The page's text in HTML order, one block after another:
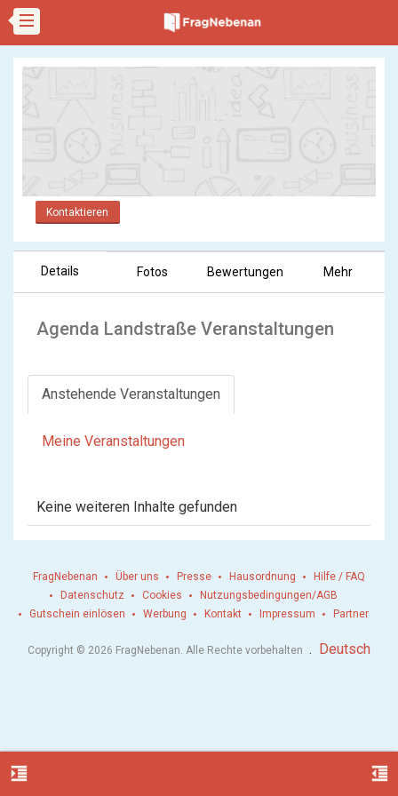
Kontaktieren
Details Fotos Bewertungen Mehr
Agenda Landstraße Veranstaltungen
Anstehende Veranstaltungen
Meine Veranstaltungen
Keine weiteren Inhalte gefunden
format_indent_increase format_indent_decrease
FragNebenan Über uns Presse Hausordnung
Hilfe / FAQ
Datenschutz
Cookies
Nutzungsbedingungen/AGB
Gutschein einlösen
Werbung Kontakt Impressum Partner
Copyright © 2026 FragNebenan. Alle Rechte vorbehalten . Deutsch